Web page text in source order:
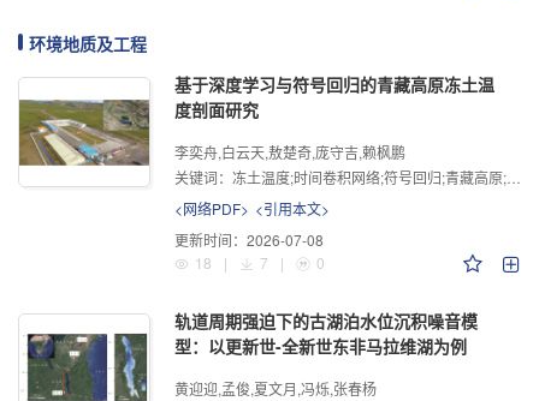
环境地质及工程
基于深度学习与符号回归的青藏高原冻土温
度剖面研究
李奕舟,白云天,敖楚奇,庞守吉,赖枫鹏
关键词： 冻土温度;时间卷积网络;符号回归;青藏高原;可解释性
<网络PDF> <引用本文>
更新时间： 2026-07-08
18
| 7 | 0
轨道周期强迫下的古湖泊水位沉积噪音模
型：以更新世-全新世东非马拉维湖为例
黄迎迎,孟俊,夏文月,冯烁,张春杨